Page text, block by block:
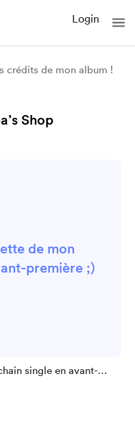
Login
crédits de mon album !
Shop
de mon
première ;)
single en avant-